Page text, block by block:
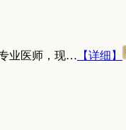
业医师，现… 【详细】